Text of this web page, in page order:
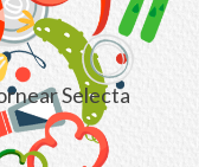
Selecta